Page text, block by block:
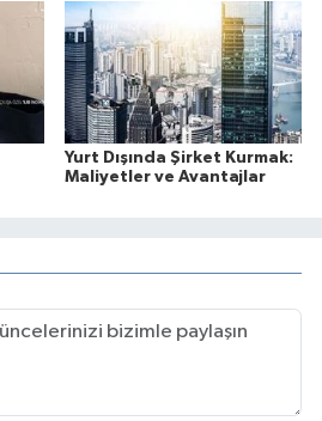
Yurt Dışında Şirket Kurmak:
Maliyetler ve Avantajlar